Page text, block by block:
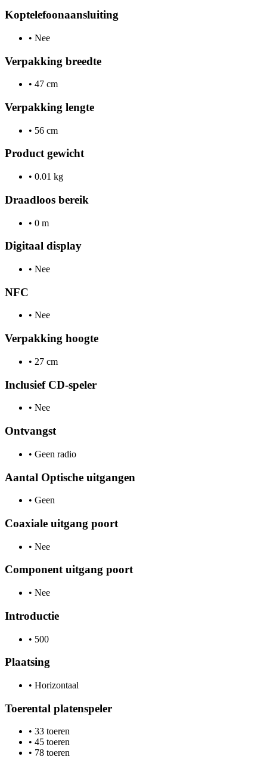
Koptelefoonaansluiting
• Nee
Verpakking breedte
• 47 cm
Verpakking lengte
• 56 cm
Product gewicht
• 0.01 kg
Draadloos bereik
• 0 m
Digitaal display
• Nee
NFC
• Nee
Verpakking hoogte
• 27 cm
Inclusief CD-speler
• Nee
Ontvangst
• Geen radio
Aantal Optische uitgangen
• Geen
Coaxiale uitgang poort
• Nee
Component uitgang poort
• Nee
Introductie
• 500
Plaatsing
• Horizontaal
Toerental platenspeler
• 33 toeren
• 45 toeren
• 78 toeren